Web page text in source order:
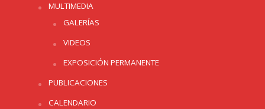
MULTIMEDIA
GALERÍAS
VIDEOS
EXPOSICIÓN PERMANENTE
PUBLICACIONES
CALENDARIO